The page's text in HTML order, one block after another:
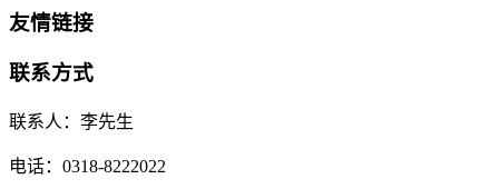
友情链接
联系方式
联系人：李先生
电话：0318-8222022